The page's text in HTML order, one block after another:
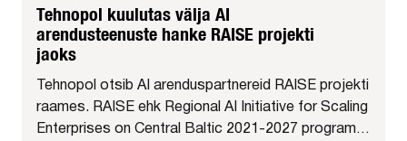
Tehnopol kuulutas välja AI
arendusteenuste hanke RAISE projekti
jaoks
Tehnopol otsib AI arenduspartnereid RAISE projekti
raames. RAISE ehk Regional AI Initiative for Scaling
Enterprises on Central Baltic 2021-2027 programmi